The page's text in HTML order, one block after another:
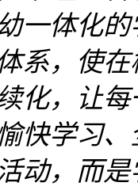
一体化
系，使
化，让
快学习
动，而